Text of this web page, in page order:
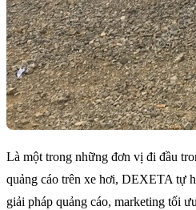
Là một trong những đơn vị đi đầu
quảng cáo trên xe hơi, DEXETA tự
giải pháp quảng cáo, marketing tối